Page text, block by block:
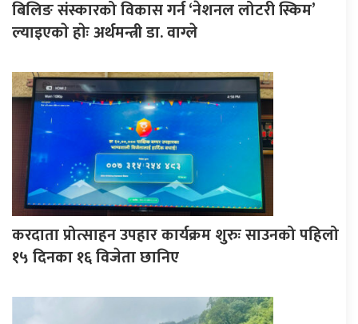
बिलिङ संस्कारको विकास गर्न ‘नेशनल लोटरी स्किम’
ल्याइएकाे हाेः अर्थमन्त्री डा. वाग्ले
करदाता प्रोत्साहन उपहार कार्यक्रम शुरुः साउनको पहिलो
१५ दिनका १६ विजेता छानिए